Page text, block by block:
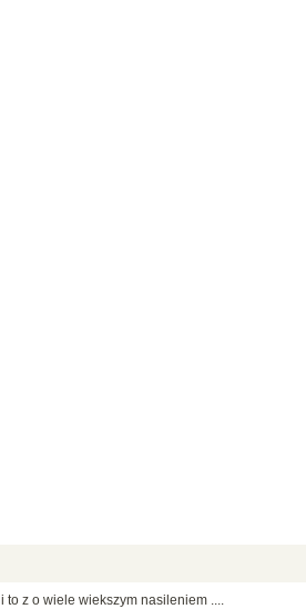
z o wiele wiekszym nasileniem ....